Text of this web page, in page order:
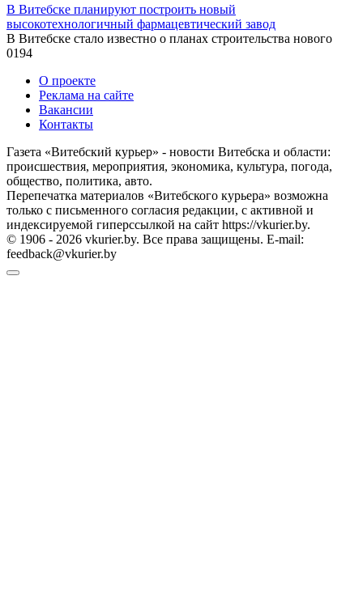
В Витебске планируют построить новый
высокотехнологичный фармацевтический завод
В Витебске стало известно о планах строительства нового
0194
О проекте
Реклама на сайте
Вакансии
Контакты
Газета «Витебский курьер» - новости Витебска и области:
происшествия, мероприятия, экономика, культура, погода,
общество, политика, авто.
Перепечатка материалов «Витебского курьера» возможна
только с письменного согласия редакции, с активной и
индексируемой гиперссылкой на сайт https://vkurier.by.
© 1906 - 2026 vkurier.by. Все права защищены. E-mail:
feedback@vkurier.by